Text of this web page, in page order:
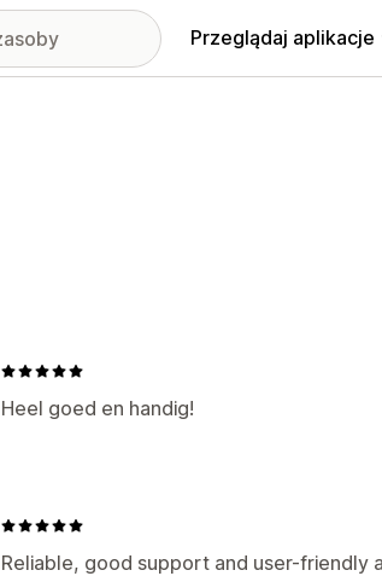
Przeglądaj aplikacje
Heel goed en handig!
Reliable, good support and user-friendly